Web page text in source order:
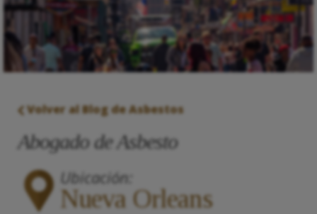
Volver al Blog de Asbestos
Abogado de Asbesto
Ubicación:
Nueva Orleans